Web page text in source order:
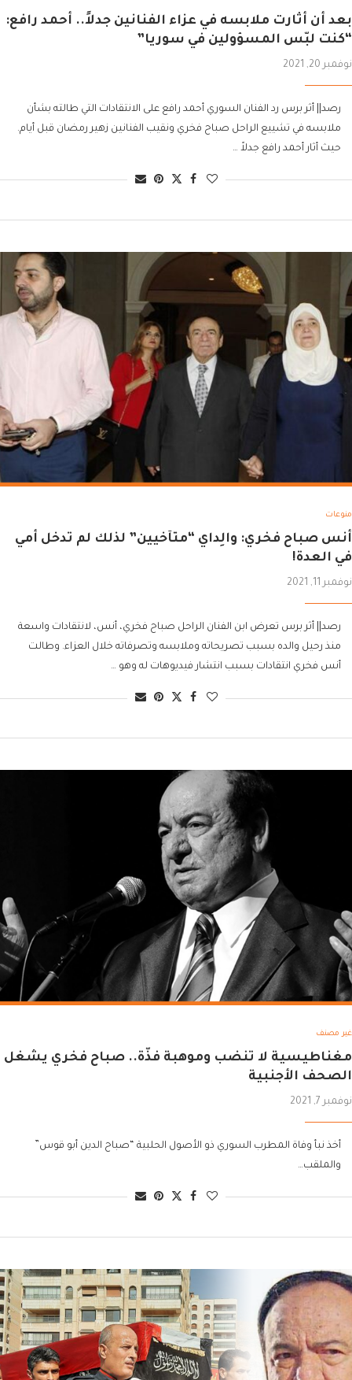
بعد أن أثارت ملابسه في عزاء الفنانين جدلاً.. أحمد رافع:
“كنت لبّس المسؤولين في سوريا”
نوفمبر 20, 2021
رصد|| أثر برس رد الفنان السوري أحمد رافع على الانتقادات التي طالته بشأن
ملابسه في تشييع الراحل صباح فخري ونقيب الفنانين زهير رمضان قبل أيام.
حيث أثار أحمد رافع جدلاً …
منوعات
أنس صباح فخري: والِداي “متآخيين” لذلك لم تدخل أمي
في العدة!
نوفمبر 11, 2021
رصد|| أثر برس تعرض ابن الفنان الراحل صباح فخري، أنس، لانتقادات واسعة
منذ رحيل والده بسبب تصريحاته وملابسه وتصرفاته خلال العزاء. وطالت
أنس فخري انتقادات بسبب انتشار فيديوهات له وهو …
غير مصنف
مغناطيسية لا تنضب وموهبة فذّة.. صباح فخري يشغل
الصحف الأجنبية
نوفمبر 7, 2021
أخذ نبأ وفاة المطرب السوري ذو الأصول الحلبية “صباح الدين أبو قوس”
والملقب…